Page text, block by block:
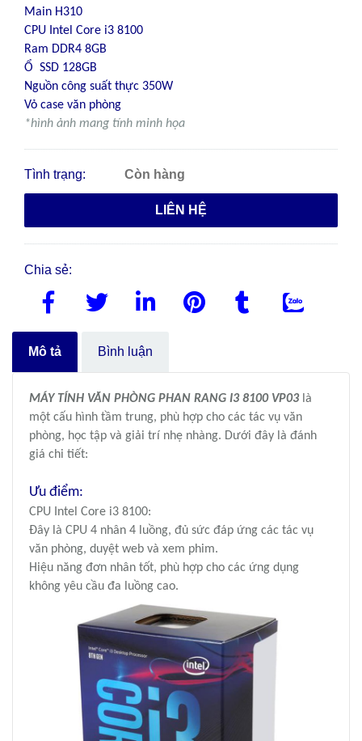
Main H310
CPU Intel Core i3 8100
Ram DDR4 8GB
Ổ SSD 128GB
Nguồn công suất thực 350W
Vỏ case văn phòng
*hình ảnh mang tính minh họa
Tình trạng: Còn hàng
LIÊN HỆ
Chia sẻ:
Mô tả Bình luận
MÁY TÍNH VĂN PHÒNG PHAN RANG I3 8100 VP03 là
một cấu hình tầm trung, phù hợp cho các tác vụ văn
phòng, học tập và giải trí nhẹ nhàng. Dưới đây là đánh
giá chi tiết:
Ưu điểm:
CPU Intel Core i3 8100:
Đây là CPU 4 nhân 4 luồng, đủ sức đáp ứng các tác vụ
văn phòng, duyệt web và xem phim.
Hiệu năng đơn nhân tốt, phù hợp cho các ứng dụng
không yêu cầu đa luồng cao.